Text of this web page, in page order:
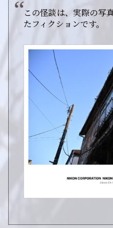
この怪談は、実際の写
たフィクションです。